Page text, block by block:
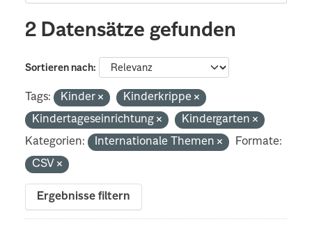
2 Datensätze gefunden
Sortieren nach
Tags: Kinder
Kinderkrippe
Kindertageseinrichtung
Kindergarten
Kategorien:
Internationale Themen
Formate:
CSV
Ergebnisse filtern